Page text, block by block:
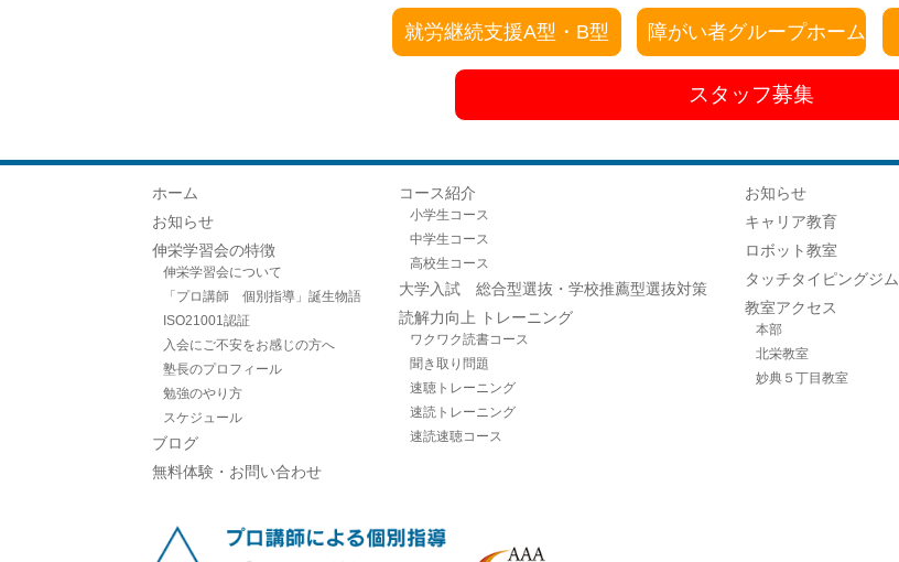
就労継続支援A型・B型 障がい者グループホーム
スタッフ募集
ホーム
お知らせ
伸栄学習会の特徴
伸栄学習会について
「プロ講師 個別指導」誕生物語
ISO21001認証
入会にご不安をお感じの方へ
塾長のプロフィール
勉強のやり方
スケジュール
ブログ
無料体験・お問い合わせ
コース紹介
小学生コース
中学生コース
高校生コース
大学入試 総合型選抜・学校推薦型選抜対策
読解力向上 トレーニング
ワクワク読書コース
聞き取り問題
速聴トレーニング
速読トレーニング
速読速聴コース
お知らせ
キャリア教育
ロボット教室
タッチタイピングジム
教室アクセス
本部
北栄教室
妙典５丁目教室